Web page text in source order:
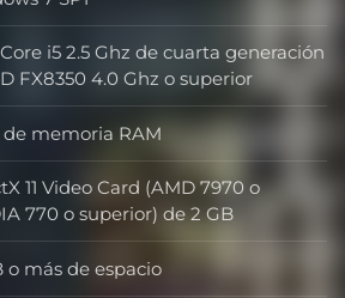
i5 2.5 Ghz de cuarta generación
FX8350 4.0 Ghz o superior
de memoria RAM
11 Video Card (AMD 7970 o
770 o superior) de 2 GB
o más de espacio